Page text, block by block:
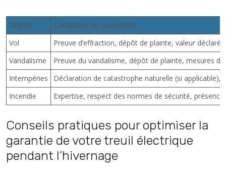
Sinistre
Conditions de couverture
Vol
Preuve d’effraction, dépôt de plainte, valeur
Vandalisme
Preuve du vandalisme, dépôt de plainte, mesures
Intempéries
Déclaration de catastrophe naturelle (si
Incendie
Expertise, respect des normes de sécurité,
Conseils pratiques pour optimiser la
garantie de votre treuil électrique
pendant l’hivernage